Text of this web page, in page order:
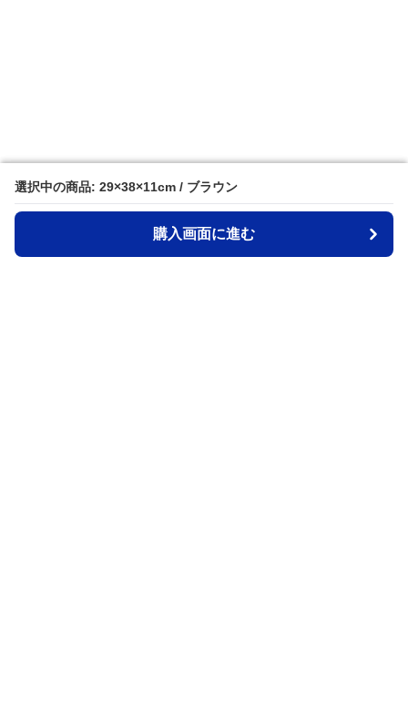
選択中の商品: 29×38×11cm / ブラウン
購入画面に進む
選択中の商品: 29×38×11cm / ブラウン
購入画面に進む